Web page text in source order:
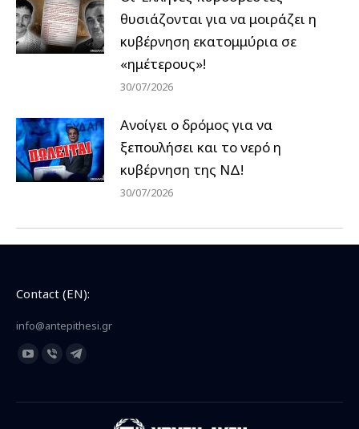
θυσιάζονται για να μοιράζει η
κυβέρνηση εκατομμύρια σε
«ημέτερους»!
30/07/2026
Ανοίγει ο δρόμος για να
ξεπουλήσει και το νερό η
κυβέρνηση της ΝΔ!
30/07/2026
Contact (EN):
info@antepithesi.gr
Find us on:
YouTube
opens
Viber
opens
Telegram
opens